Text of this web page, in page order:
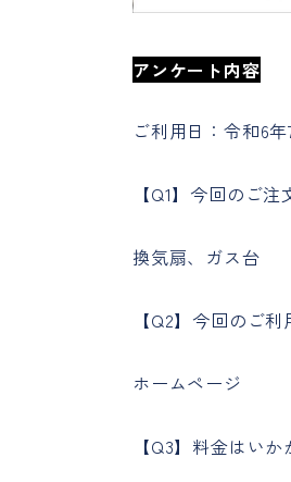
アンケート内容
ご利用日：令和6
【Q1】今回のご
換気扇、ガス台
【Q2】今回のご
ホームページ
【Q3】料金はい